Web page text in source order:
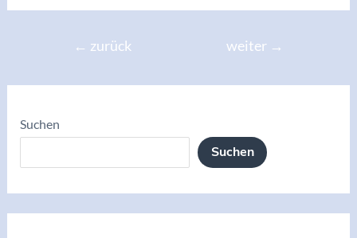
Beitragsnavigation
← zurück weiter →
Suchen
Suchen